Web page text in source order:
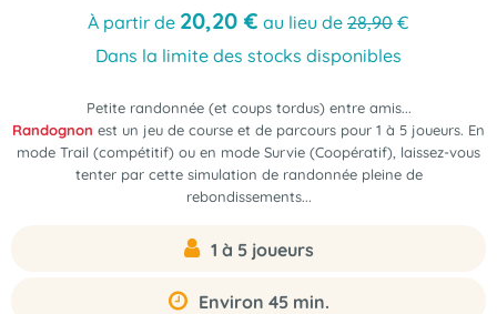
À partir de 20,20 € au lieu de 28,90 €
Dans la limite des stocks disponibles
Petite randonnée (et coups tordus) entre amis...
Randognon est un jeu de course et de parcours pour 1 à 5 joueurs. En
mode Trail (compétitif) ou en mode Survie (Coopératif), laissez-vous
tenter par cette simulation de randonnée pleine de
rebondissements...
1 à 5 joueurs
Environ 45 min.